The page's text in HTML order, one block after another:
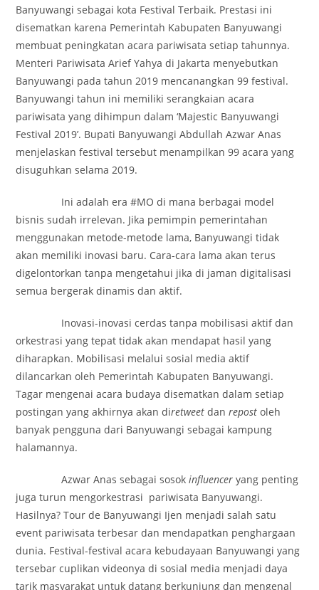
Banyuwangi sebagai kota Festival Terbaik. Prestasi ini
disematkan karena Pemerintah Kabupaten Banyuwangi
membuat peningkatan acara pariwisata setiap tahunnya.
Menteri Pariwisata Arief Yahya di Jakarta menyebutkan
Banyuwangi pada tahun 2019 mencanangkan 99 festival.
Banyuwangi tahun ini memiliki serangkaian acara
pariwisata yang dihimpun dalam ‘Majestic Banyuwangi
Festival 2019’. Bupati Banyuwangi Abdullah Azwar Anas
menjelaskan festival tersebut menampilkan 99 acara yang
disuguhkan selama 2019.
Ini adalah era #MO di mana berbagai model
bisnis sudah irrelevan. Jika pemimpin pemerintahan
menggunakan metode-metode lama, Banyuwangi tidak
akan memiliki inovasi baru. Cara-cara lama akan terus
digelontorkan tanpa mengetahui jika di jaman digitalisasi
semua bergerak dinamis dan aktif.
Inovasi-inovasi cerdas tanpa mobilisasi aktif dan
orkestrasi yang tepat tidak akan mendapat hasil yang
diharapkan. Mobilisasi melalui sosial media aktif
dilancarkan oleh Pemerintah Kabupaten Banyuwangi.
Tagar mengenai acara budaya disematkan dalam setiap
postingan yang akhirnya akan diretweetdanrepostoleh
banyak pengguna dari Banyuwangi sebagai kampung
halamannya.
Azwar Anas sebagai sosokinfluencer yang penting
juga turun mengorkestrasi pariwisata Banyuwangi.
Hasilnya? Tour de Banyuwangi Ijen menjadi salah satu
event pariwisata terbesar dan mendapatkan penghargaan
dunia. Festival-festival acara kebudayaan Banyuwangi yang
tersebar cuplikan videonya di sosial media menjadi daya
tarik masyarakat untuk datang berkunjung dan mengenal